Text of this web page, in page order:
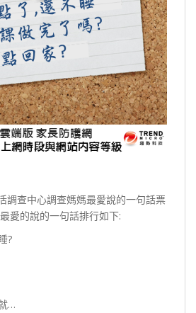
調查中心調查媽媽最愛說的一句話票
愛的說的一句話排行如下:
?
…